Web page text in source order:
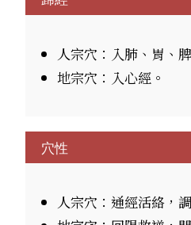
人宗穴：入肺、胃、
地宗穴：入心經。
穴性
人宗穴：通經活絡，